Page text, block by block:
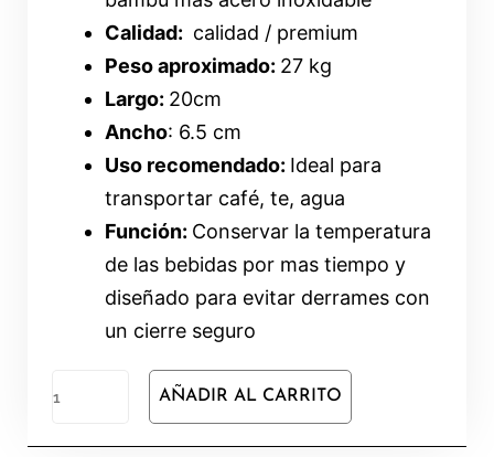
Calidad: calidad / premium
Peso aproximado: 27 kg
Largo: 20cm
Ancho: 6.5 cm
Uso recomendado: Ideal para
transportar café, te, agua
Función: Conservar la temperatura
de las bebidas por mas tiempo y
diseñado para evitar derrames con
un cierre seguro
AÑADIR AL CARRITO